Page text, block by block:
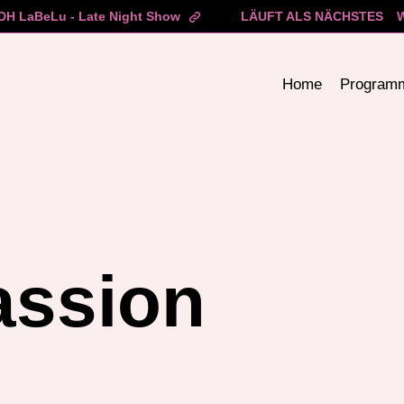
LaBeLu - Late Night Show LÄUFT ALS NÄCHSTES
Home